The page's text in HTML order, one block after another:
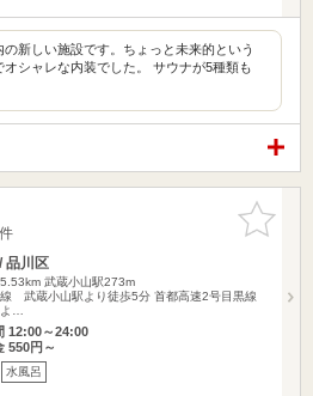
の新しい施設です。ちょっと未来的という
シャレな内装でした。 サウナが5種類も
お気に入
りに追加
品川区
武蔵小山駅273m
武蔵小山駅より徒歩5分 首都高速2号目黒線
…
12:00～24:00
550円～
水風呂